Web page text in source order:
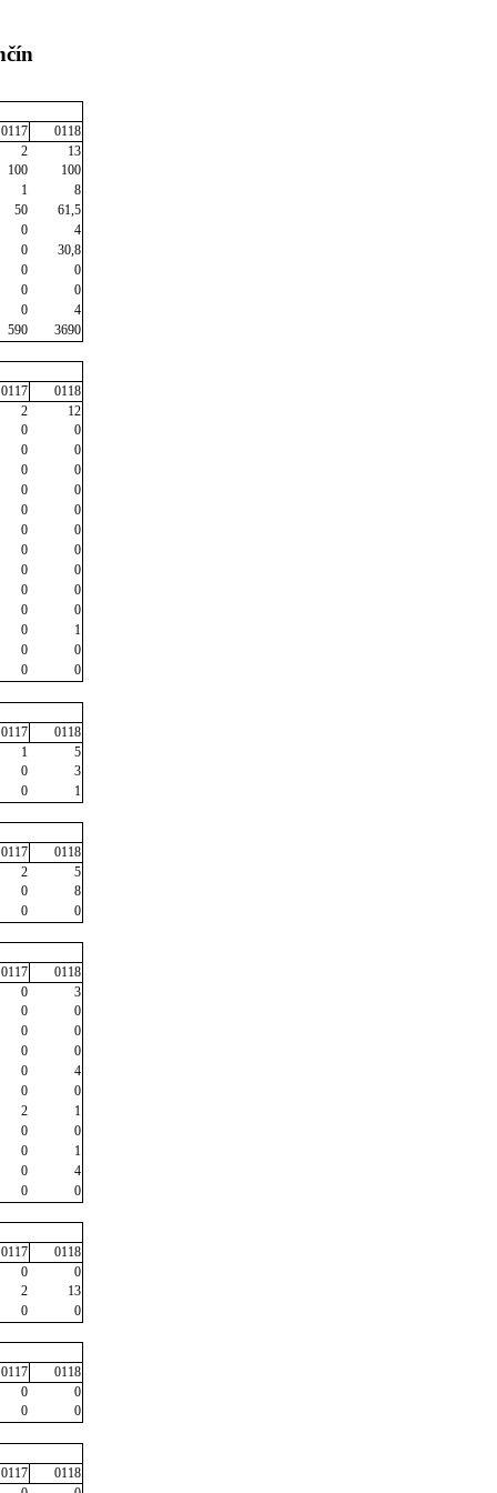
0117
0118
2
13
100
100
1
8
50
61,5
0
4
0
30,8
0
0
0
0
0
4
590
3690
0117
0118
2
12
0
0
0
0
0
0
0
0
0
0
0
0
0
0
0
0
0
0
0
0
0
1
0
0
0
0
0117
0118
1
5
0
3
0
1
0117
0118
2
5
0
8
0
0
0117
0118
0
3
0
0
0
0
0
0
0
4
0
0
2
1
0
0
0
1
0
4
0
0
0117
0118
0
0
2
13
0
0
0117
0118
0
0
0
0
0117
0118